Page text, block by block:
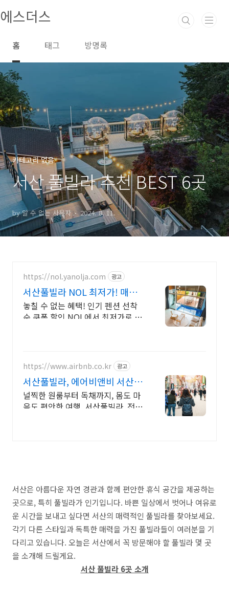
에스더스
홈 태그 방명록
카테고리 없음
서산 풀빌라 추천 BEST 6곳
by 알 수 없는 사용자 2024. 8. 11.
https://nol.yanolja.com 광고
서산풀빌라 NOL 최저가! 매일
NOL DRAW 추첨!
놓칠 수 없는 혜택! 인기 펜션 선착
순 쿠폰 할인 NOL에서 최저가로 예
https://www.airbnb.co.kr 광고
서산풀빌라, 에어비앤비 서산 인
기숙소 둘러보기
널찍한 원룸부터 독채까지, 몸도 마
음도 편안한 여행. 서산풀빌라. 전용
서산은 아름다운 자연 경관과 함께 편안한 휴식 공간을 제공하는
곳으로, 특히 풀빌라가 인기입니다. 바쁜 일상에서 벗어나 여유로
운 시간을 보내고 싶다면 서산의 매력적인 풀빌라를 찾아보세요.
각기 다른 스타일과 독특한 매력을 가진 풀빌라들이 여러분을 기
다리고 있습니다. 오늘은 서산에서 꼭 방문해야 할 풀빌라 몇 곳
을 소개해 드릴게요.
서산 풀빌라 6곳 소개